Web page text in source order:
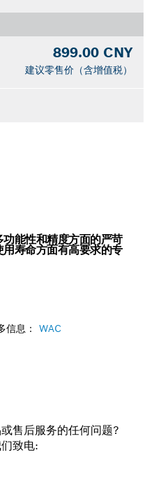
899.00 CNY
建议零售价（含增值税）
能性和精度方面的严苛
寿命方面有高要求的专
信息： WAC
售后服务的任何问题?
致电: